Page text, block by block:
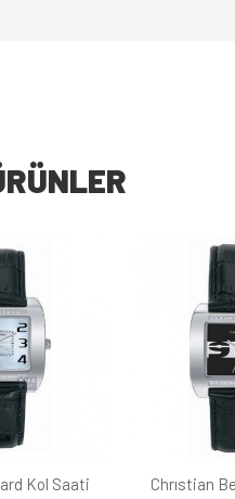
Kol Saati Chrıstian